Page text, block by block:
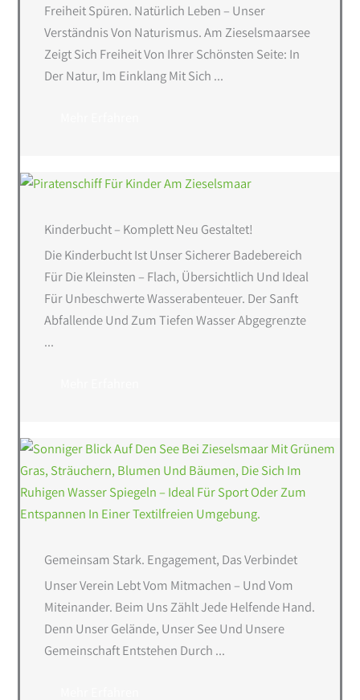
Freiheit Spüren. Natürlich Leben – Unser
Verständnis Von Naturismus. Am Zieselsmaarsee
Zeigt Sich Freiheit Von Ihrer Schönsten Seite: In
Der Natur, Im Einklang Mit Sich ...
Kinderbucht – Komplett Neu Gestaltet!
Die Kinderbucht Ist Unser Sicherer Badebereich
Für Die Kleinsten – Flach, Übersichtlich Und Ideal
Für Unbeschwerte Wasserabenteuer. Der Sanft
Abfallende Und Zum Tiefen Wasser Abgegrenzte
...
Gemeinsam Stark. Engagement, Das Verbindet
Unser Verein Lebt Vom Mitmachen – Und Vom
Miteinander. Beim Uns Zählt Jede Helfende Hand.
Denn Unser Gelände, Unser See Und Unsere
Gemeinschaft Entstehen Durch ...